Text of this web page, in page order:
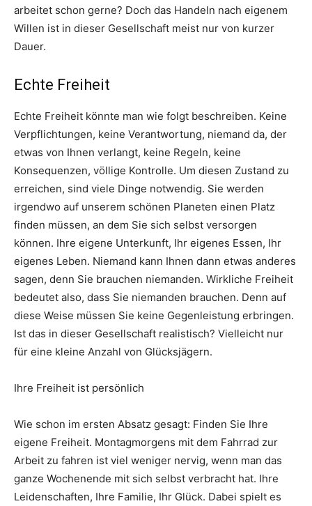
arbeitet schon gerne? Doch das Handeln nach eigenem
Willen ist in dieser Gesellschaft meist nur von kurzer
Dauer.
Echte Freiheit
Echte Freiheit könnte man wie folgt beschreiben. Keine
Verpflichtungen, keine Verantwortung, niemand da, der
etwas von Ihnen verlangt, keine Regeln, keine
Konsequenzen, völlige Kontrolle. Um diesen Zustand zu
erreichen, sind viele Dinge notwendig. Sie werden
irgendwo auf unserem schönen Planeten einen Platz
finden müssen, an dem Sie sich selbst versorgen
können. Ihre eigene Unterkunft, Ihr eigenes Essen, Ihr
eigenes Leben. Niemand kann Ihnen dann etwas anderes
sagen, denn Sie brauchen niemanden. Wirkliche Freiheit
bedeutet also, dass Sie niemanden brauchen. Denn auf
diese Weise müssen Sie keine Gegenleistung erbringen.
Ist das in dieser Gesellschaft realistisch? Vielleicht nur
für eine kleine Anzahl von Glücksjägern.
Ihre Freiheit ist persönlich
Wie schon im ersten Absatz gesagt: Finden Sie Ihre
eigene Freiheit. Montagmorgens mit dem Fahrrad zur
Arbeit zu fahren ist viel weniger nervig, wenn man das
ganze Wochenende mit sich selbst verbracht hat. Ihre
Leidenschaften, Ihre Familie, Ihr Glück. Dabei spielt es